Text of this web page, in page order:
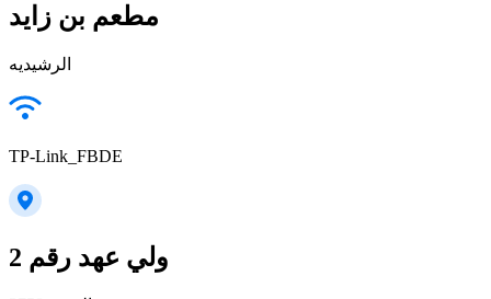
مطعم بن زايد
الرشيديه
TP-Link_FBDE
ولي عهد رقم 2